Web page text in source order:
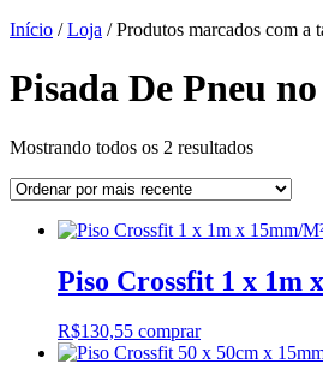
Início /Loja / Produtos marcados com a
Pisada De Pneu
Mostrando todos os 2 resultados
mais
Piso Crossfit 1 x 1m
R$130,55 comprar